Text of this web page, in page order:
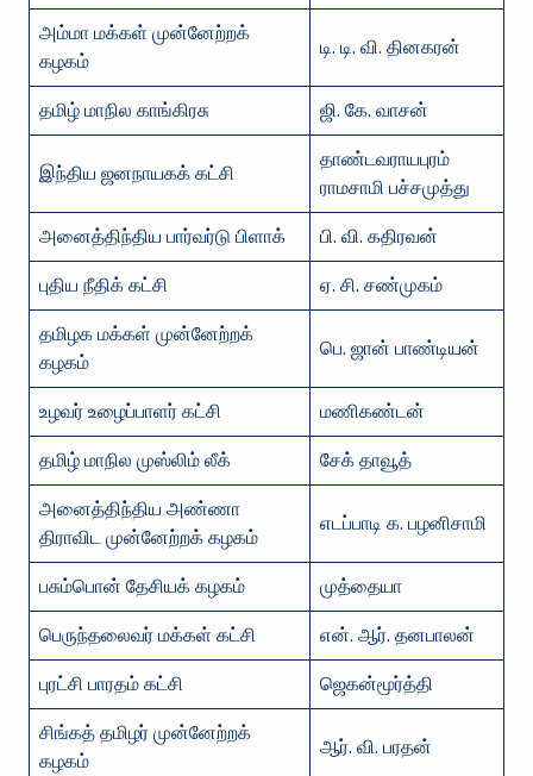
அம்மா மக்கள் முன்னேற்றக்
கழகம்
டி. டி. வி. தினகரன்
தமிழ் மாநில காங்கிரசு ஜி. கே. வாசன்
இந்திய ஜனநாயகக் கட்சி
தாண்டவராயபுரம்
ராமசாமி பச்சமுத்து
அனைத்திந்திய பார்வர்டு பிளாக்
பி. வி. கதிரவன்
புதிய நீதிக் கட்சி
ஏ. சி. சண்முகம்
தமிழக மக்கள் முன்னேற்றக்
கழகம்
பெ. ஜான் பாண்டியன்
உழவர் உழைப்பாளர் கட்சி
மணிகண்டன்
தமிழ் மாநில முஸ்லிம் லீக்
சேக் தாவூத்
அனைத்திந்திய அண்ணா
திராவிட முன்னேற்றக் கழகம்
எடப்பாடி க. பழனிசாமி
பசும்பொன் தேசியக் கழகம்
முத்தையா
பெருந்தலைவர் மக்கள் கட்சி
என். ஆர். தனபாலன்
புரட்சி பாரதம் கட்சி
ஜெகன்மூர்த்தி
சிங்கத் தமிழர் முன்னேற்றக்
கழகம்
ஆர். வி. பரதன்